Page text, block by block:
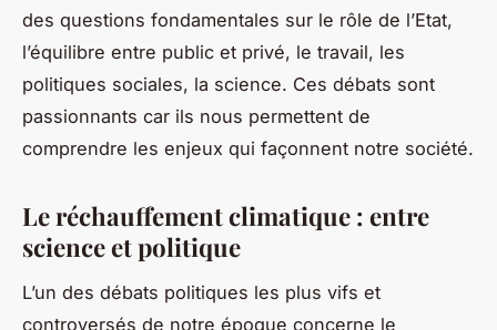
des questions fondamentales sur le rôle de l’Etat,
l’équilibre entre public et privé, le travail, les
politiques sociales, la science. Ces débats sont
passionnants car ils nous permettent de
comprendre les enjeux qui façonnent notre société.
Le réchauffement climatique : entre
science et politique
L’un des débats politiques les plus vifs et
controversés de notre époque concerne le